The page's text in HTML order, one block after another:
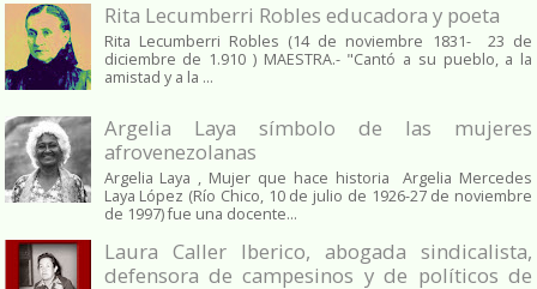
Rita Lecumberri Robles educadora y poeta
Rita Lecumberri Robles (14 de noviembre 1831- 23 de
diciembre de 1.910 ) MAESTRA.- "Cantó a su pueblo, a la
amistad y a la ...
Argelia Laya símbolo de las mujeres
afrovenezolanas
Argelia Laya , Mujer que hace historia Argelia Mercedes
Laya López (Río Chico, 10 de julio de 1926-27 de noviembre
de 1997) fue una docente...
Laura Caller Iberico, abogada sindicalista,
defensora de campesinos y de políticos de